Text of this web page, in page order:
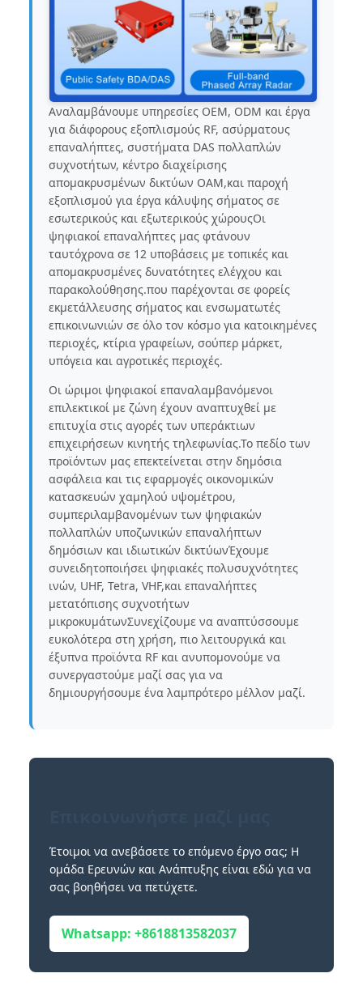
Αναλαμβάνουμε υπηρεσίες OEM, ODM και έργα
για διάφορους εξοπλισμούς RF, ασύρματους
επαναλήπτες, συστήματα DAS πολλαπλών
συχνοτήτων, κέντρο διαχείρισης
απομακρυσμένων δικτύων OAM,και παροχή
εξοπλισμού για έργα κάλυψης σήματος σε
εσωτερικούς και εξωτερικούς χώρουςΟι
ψηφιακοί επαναλήπτες μας φτάνουν
ταυτόχρονα σε 12 υποβάσεις με τοπικές και
απομακρυσμένες δυνατότητες ελέγχου και
παρακολούθησης.που παρέχονται σε φορείς
εκμετάλλευσης σήματος και ενσωματωτές
επικοινωνιών σε όλο τον κόσμο για κατοικημένες
περιοχές, κτίρια γραφείων, σούπερ μάρκετ,
υπόγεια και αγροτικές περιοχές.
Οι ώριμοι ψηφιακοί επαναλαμβανόμενοι
επιλεκτικοί με ζώνη έχουν αναπτυχθεί με
επιτυχία στις αγορές των υπεράκτιων
επιχειρήσεων κινητής τηλεφωνίας.Το πεδίο των
προϊόντων μας επεκτείνεται στην δημόσια
ασφάλεια και τις εφαρμογές οικονομικών
κατασκευών χαμηλού υψομέτρου,
συμπεριλαμβανομένων των ψηφιακών
πολλαπλών υποζωνικών επαναλήπτων
δημόσιων και ιδιωτικών δικτύωνΈχουμε
συνειδητοποιήσει ψηφιακές πολυσυχνότητες
ινών, UHF, Tetra, VHF,και επαναλήπτες
μετατόπισης συχνοτήτων
μικροκυμάτωνΣυνεχίζουμε να αναπτύσσουμε
ευκολότερα στη χρήση, πιο λειτουργικά και
έξυπνα προϊόντα RF και ανυπομονούμε να
συνεργαστούμε μαζί σας για να
δημιουργήσουμε ένα λαμπρότερο μέλλον μαζί.
Έτοιμοι να ανεβάσετε το επόμενο έργο σας; Η
ομάδα Ερευνών και Ανάπτυξης είναι εδώ για να
σας βοηθήσει να πετύχετε.
Whatsapp: +8618813582037